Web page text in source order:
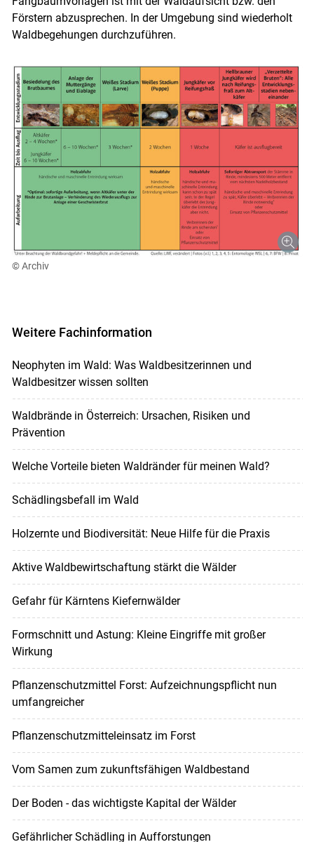
Förstern abzusprechen. In der Umgebung sind wiederholt
Waldbegehungen durchzuführen.
© Archiv
Weitere Fachinformation
Neophyten im Wald: Was Waldbesitzerinnen und
Waldbesitzer wissen sollten
Waldbrände in Österreich: Ursachen, Risiken und
Prävention
Welche Vorteile bieten Waldränder für meinen Wald?
Schädlingsbefall im Wald
Holzernte und Biodiversität: Neue Hilfe für die Praxis
Aktive Waldbewirtschaftung stärkt die Wälder
Gefahr für Kärntens Kiefernwälder
Formschnitt und Astung: Kleine Eingriffe mit großer
Wirkung
Pflanzenschutzmittel Forst: Aufzeichnungspflicht nun
umfangreicher
Pflanzenschutzmitteleinsatz im Forst
Vom Samen zum zukunftsfähigen Waldbestand
Der Boden - das wichtigste Kapital der Wälder
Gefährlicher Schädling in Aufforstungen